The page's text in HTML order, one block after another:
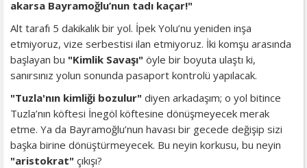
akarsa Bayramoğlu’nun tadı kaçar!"
Alt tarafı 5 dakikalık bir yol. İpek Yolu’nu yeniden inşa
etmiyoruz, vize serbestisi ilan etmiyoruz. İki komşu arasında
başlayan bu "Kimlik Savaşı" öyle bir boyuta ulaştı ki,
sanırsınız yolun sonunda pasaport kontrolü yapılacak.
"Tuzla'nın kimliği bozulur" diyen arkadaşım; o yol bitince
Tuzla’nın köftesi İnegöl köftesine dönüşmeyecek merak
etme. Ya da Bayramoğlu’nun havası bir gecede değişip sizi
başka birine dönüştürmeyecek. Bu neyin korkusu, bu neyin
"aristokrat" çıkışı?